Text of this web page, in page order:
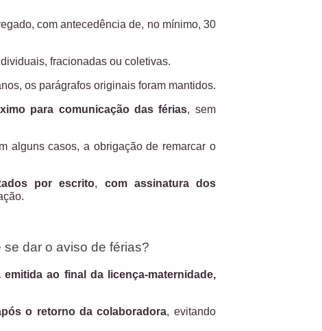
com antecedência de, no mínimo, 30
fracionadas ou coletivas.
os parágrafos originais foram mantidos.
para comunicação das férias, sem
alguns casos, a obrigação de remarcar o
por escrito, com assinatura dos
dar o aviso de férias?
ao final da licença-maternidade,
o retorno da colaboradora, evitando